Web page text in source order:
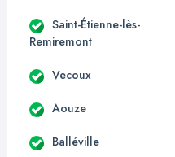
Saint-Étienne-lès-
Remiremont
Vecoux
Aouze
Balléville